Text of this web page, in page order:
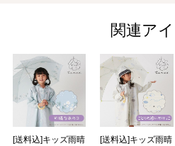
子ども用の傘としては、ありふれた
味とナチュラルで優しいデザインの
た。購入してよかったです。
あじさいさん（2件） 購入者
非公開 投稿日：2022年03月09日
関連ア
[送料込]キッズ雨晴
[送料込]キッズ雨晴